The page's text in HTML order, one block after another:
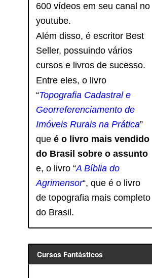
600 vídeos em seu canal no
youtube.
Além disso, é escritor Best
Seller, possuindo vários
cursos e livros de sucesso.
Entre eles, o livro
“Topografia Cadastral e
Georreferenciamento de
Imóveis Rurais na Prática”
queé o livro mais vendido
do Brasil sobre o assunto
e, o livro “A Bíblia do
Agrimensor“, que é o livro
de topografia mais completo
do Brasil.
Cursos Fantásticos